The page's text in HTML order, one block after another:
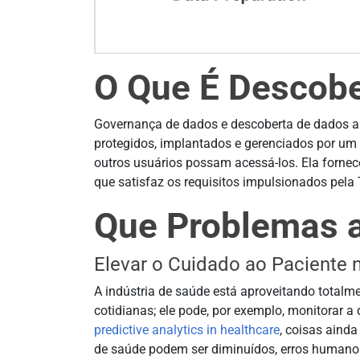
O Que É
Governança de dados e descoberta de
protegidos, implantados e gerenciados por
outros usuários possam acessá-los. Ela
que satisfaz os requisitos impulsionados pela
Que Problemas
Elevar o Cuidado ao Paciente
A indústria de saúde está aproveitando
cotidianas; ele pode, por exemplo, monitorar
predictive analytics in healthcare, coisas
de saúde podem ser diminuídos, erros